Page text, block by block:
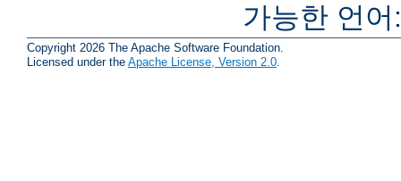
가능한 언
Copyright 2026 The Apache Software Foundation.
Licensed under the Apache License, Version 2.0